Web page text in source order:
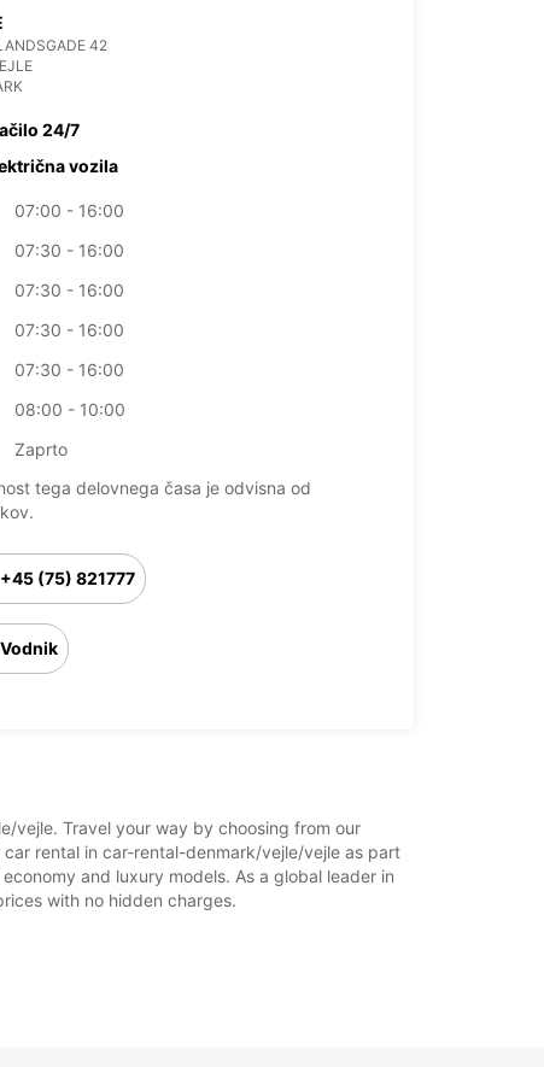
42
24/7
vozila
07:00 - 16:00
07:30 - 16:00
07:30 - 16:00
07:30 - 16:00
07:30 - 16:00
08:00 - 10:00
Zaprto
tega delovnega časa je odvisna od
+45 (75) 821777
Vodnik
vejle. Travel your way by choosing from our
rental in car-rental-denmark/vejle/vejle as part
and luxury models. As a global leader in
with no hidden charges.